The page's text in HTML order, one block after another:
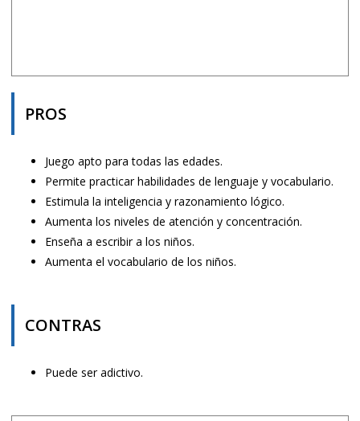
PROS
Juego apto para todas las edades.
Permite practicar habilidades de lenguaje y vocabulario.
Estimula la inteligencia y razonamiento lógico.
Aumenta los niveles de atención y concentración.
Enseña a escribir a los niños.
Aumenta el vocabulario de los niños.
CONTRAS
Puede ser adictivo.